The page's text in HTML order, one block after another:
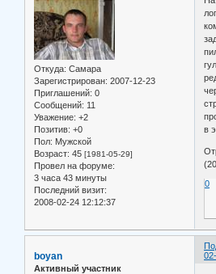
Откуда: Самара
Зарегистрирован: 2007-12-23
Приглашений: 0
Сообщений: 11
Уважение: +2
Позитив: +0
Пол: Мужской
Возраст: 45 [1981-05-29]
Провел на форуме:
3 часа 43 минуты
Последний визит:
2008-02-24 12:12:37
в
0
boyan
Активный участник